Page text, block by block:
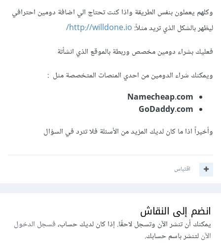
وكلهم يعملون بنفس الطريقة واذا كنت تحتاج الي اضافة دومين احترافي
ليظهر بالشكل الذي تريد مثلاً: http://willdone.io/
فعليك بشراء دومين مخصص وربطة بالموقع الذي انشأتة
ويمكنك شراء الدومين من احدي المنصات المتخصصة مثل
Namecheap.com
GoDaddy.com
وأخيراً اذا ما كان لديك المزيد من الأسئلة فلا تترد في السؤال
اقتباس
انضم إلى النقاش
يمكنك أن تنشر الآن وتسجل لاحقًا. إذا كان لديك حساب،فسجل الدخول
الآنلتنشر باسم حسابك.